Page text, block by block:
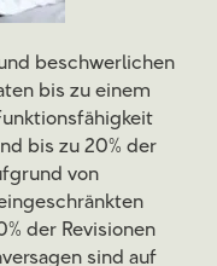
beschwerlichen
bis zu einem
bis zu 20% der
von
der Revisionen
sind auf